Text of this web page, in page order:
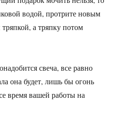
водой, протрите новым
а тряпку потом
свеча, все равно
она будет, лишь бы огонь
время вашей работы на